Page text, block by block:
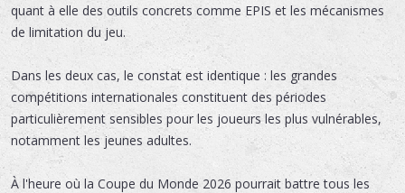
quant à elle des outils concrets comme EPIS et les mécanismes
de limitation du jeu.
Dans les deux cas, le constat est identique : les grandes
compétitions internationales constituent des périodes
particulièrement sensibles pour les joueurs les plus vulnérables,
notamment les jeunes adultes.
À l'heure où la Coupe du Monde 2026 pourrait battre tous les